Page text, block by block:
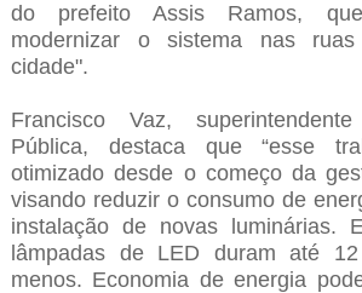
do prefeito Assis Ramos,
modernizar o sistema nas
cidade".
Francisco Vaz,
Pública, destaca que “esse
otimizado desde o começo da
visando reduzir o consumo de
instalação de novas luminárias.
lâmpadas de LED duram até
menos. Economia de energia